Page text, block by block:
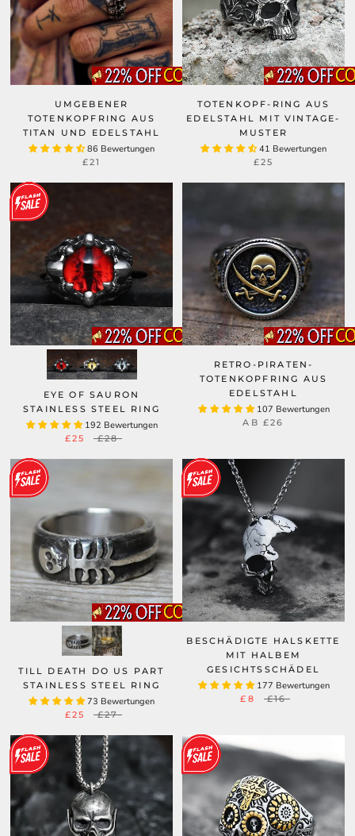
UMGEBENER
TOTENKOPFRING AUS
TITAN UND EDELSTAHL
86 Bewertungen
£21
TOTENKOPF-RING AUS
EDELSTAHL MIT VINTAGE-
MUSTER
41 Bewertungen
£25
EYE OF SAURON
STAINLESS STEEL RING
192 Bewertungen
£25 £28
RETRO-PIRATEN-
TOTENKOPFRING AUS
EDELSTAHL
107 Bewertungen
AB £26
TILL DEATH DO US PART
STAINLESS STEEL RING
73 Bewertungen
£25 £27
BESCHÄDIGTE HALSKETTE
MIT HALBEM
GESICHTSSCHÄDEL
177 Bewertungen
£8 £16